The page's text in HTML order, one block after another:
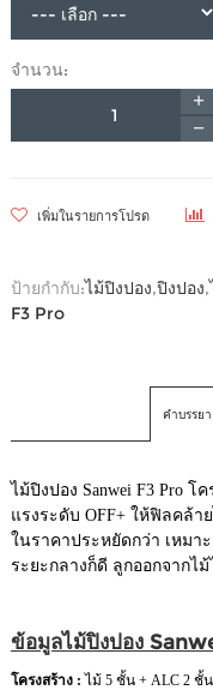
จำนวน:
เพิ่มในรายการโปรด
ป้ายกำกับ:ไม้ปิงปอง,ปิงปอง,
F3 Pro
คำบรรย
ไม้ปิงปอง Sanwei F3 Pro
แรงระดับ OFF+ ให้ฟิลคล้า
ในราคาประหยัดกว่า เหม
ระยะกลางก็ดี ลูกออกจากไ
ข้อมูลไม้ปิงปอง
โครงสร้าง : ไม้ 5 ชั้น + ALC 2 ชั้น